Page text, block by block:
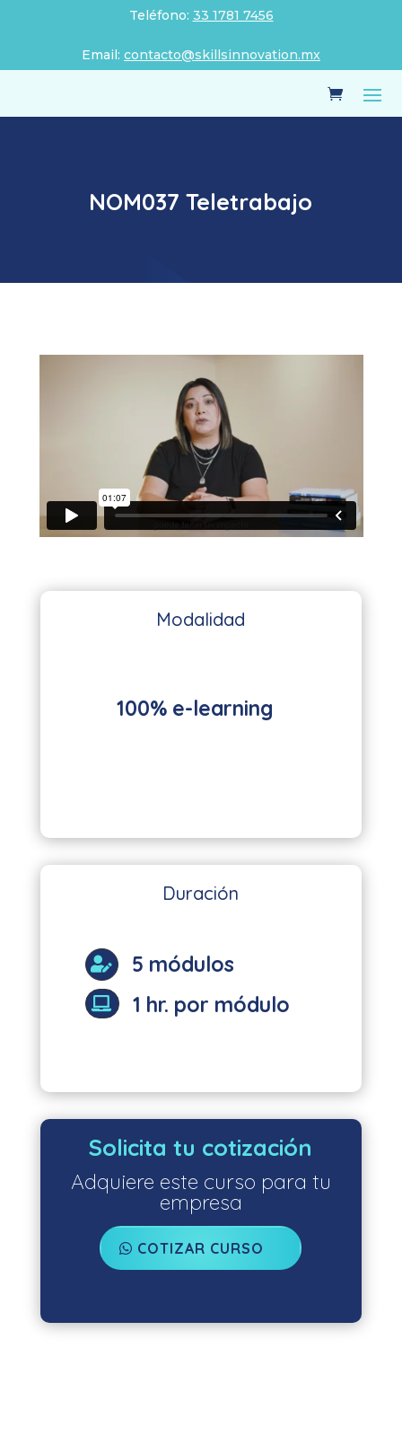
Teléfono: 33 1781 7456
Email: contacto@skillsinnovation.mx
NOM037 Teletrabajo
Modalidad
100% e-learning
Duración
 5 módulos
 1 hr. por módulo
Solicita tu cotización
Adquiere este curso para tu
empresa
COTIZAR CURSO